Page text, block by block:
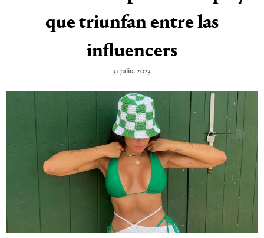
que triunfan entre las
influencers
31 julio, 2023